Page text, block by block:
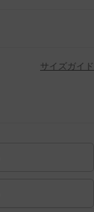
サイズガイド